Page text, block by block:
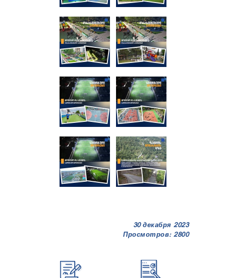
30 декабря 2023
Просмотров: 2800